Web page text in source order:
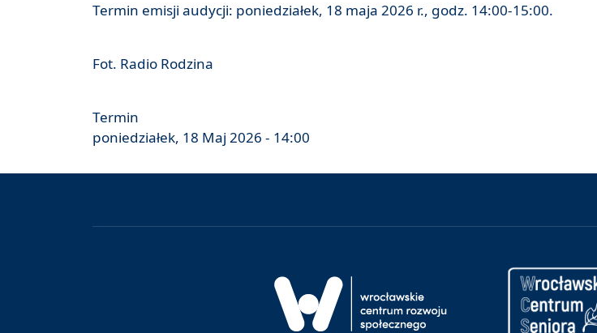
Termin emisji audycji: poniedziałek, 18 maja 2026 r., godz. 14:00-15:00.
Fot. Radio Rodzina
Termin
poniedziałek, 18 Maj 2026 - 14:00